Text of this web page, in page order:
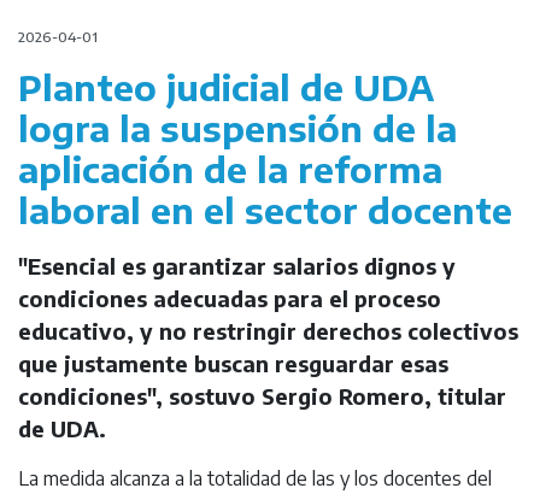
2026-04-01
Planteo judicial de UDA
logra la suspensión de la
aplicación de la reforma
laboral en el sector docente
"Esencial es garantizar salarios dignos y
condiciones adecuadas para el proceso
educativo, y no restringir derechos colectivos
que justamente buscan resguardar esas
condiciones", sostuvo Sergio Romero, titular
de UDA.
La medida alcanza a la totalidad de las y los docentes del